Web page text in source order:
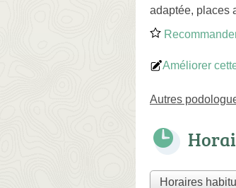
adaptée, places
Améliorer
Autres